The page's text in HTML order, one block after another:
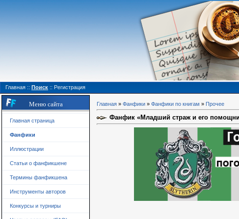
Главная :: Поиск :: Регистрация
Меню сайта
Главная страница
Фанфики
Иллюстрации
Статьи о фанфикшене
Термины фанфикшена
Инструменты авторов
Конкурсы и турниры
Главная » Фанфики » Фанфики по книгам » Прочее
Фанфик «Младший страж и его